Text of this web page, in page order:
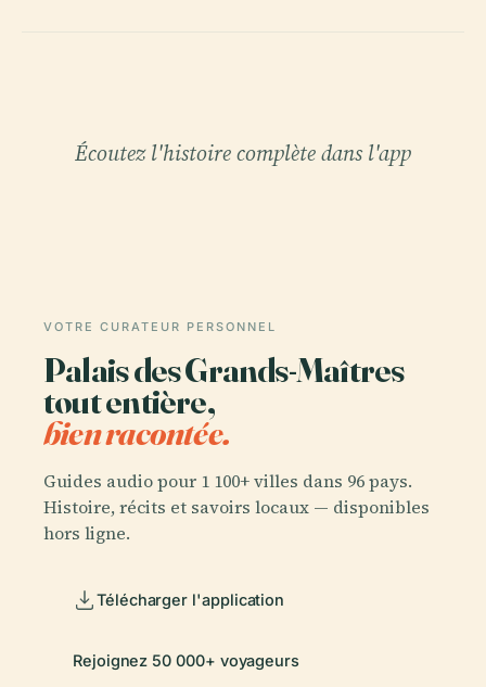
Écoutez l'histoire complète dans l'app
VOTRE CURATEUR PERSONNEL
Palais des Grands-Maîtres
tout entière,
bien racontée.
Guides audio pour 1 100+ villes dans 96 pays.
Histoire, récits et savoirs locaux — disponibles
hors ligne.
Télécharger l'application
Rejoignez 50 000+ voyageurs